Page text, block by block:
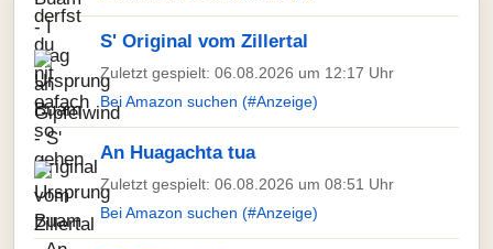
S' Original vom Zillertal
Zuletzt gespielt: 06.08.2026 um 12:17 Uhr
Bei Amazon suchen (#Anzeige)
An Huagachta tua
Zuletzt gespielt: 06.08.2026 um 08:51 Uhr
Bei Amazon suchen (#Anzeige)